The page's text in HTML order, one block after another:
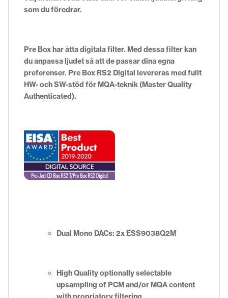
som du föredrar.
Pre Box har åtta digitala filter. Med dessa filter kan
du anpassa ljudet så att de passar dina egna
preferenser. Pre Box RS2 Digital levereras med fullt
HW- och SW-stöd för MQA-teknik (Master Quality
Authenticated).
Dual Mono DACs: 2x ESS9038Q2M
High Quality optionally selectable
upsampling of PCM and/or MQA content